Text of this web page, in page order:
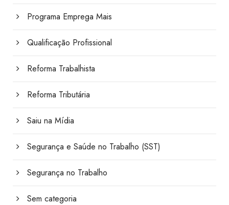
Programa Emprega Mais
Qualificação Profissional
Reforma Trabalhista
Reforma Tributária
Saiu na Mídia
Segurança e Saúde no Trabalho (SST)
Segurança no Trabalho
Sem categoria